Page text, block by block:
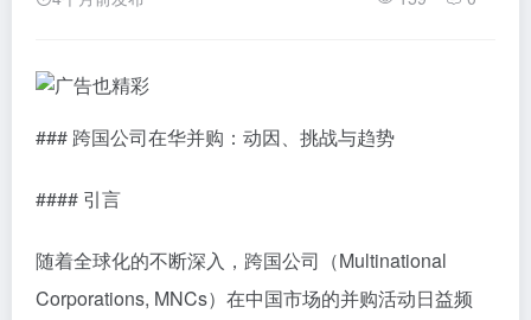
### 跨国公司在华并购：动因、挑战与趋势
#### 引言
随着全球化的不断深入，跨国公司（Multinational
Corporations, MNCs）在中国市场的并购活动日益频